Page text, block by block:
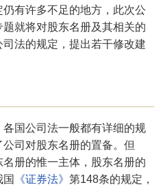
有许多不足的地方，此次公
就将对股东名册及其相关的
法的规定，提出若干修改建
国公司法一般都有详细的规
司对股东名册的置备。但
册的惟一主体，股东名册的
《证券法》 第148条的规定，